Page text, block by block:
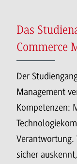
Das
Commerce
Der
Management
Kompetenzen:
Verantwortung.
sicher